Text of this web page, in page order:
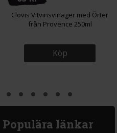
Clovis Vitvinsvinäger med Örter
från Provence 250ml
Köp
Populära länkar